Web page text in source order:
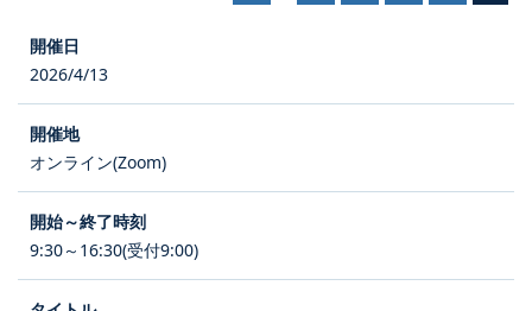
2026/4/13
オンライン(Zoom)
9:30～16:30(受付9:00)